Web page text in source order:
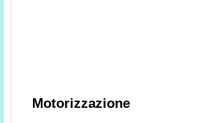
Motorizzazione